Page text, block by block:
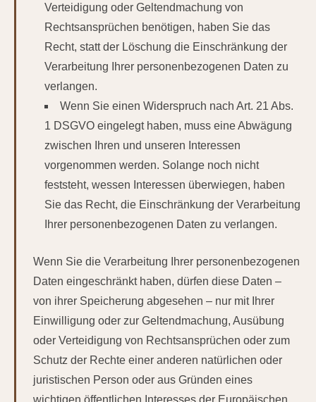
Verteidigung oder Geltendmachung von
Rechtsansprüchen benötigen, haben Sie das
Recht, statt der Löschung die Einschränkung der
Verarbeitung Ihrer personenbezogenen Daten zu
verlangen.
Wenn Sie einen Widerspruch nach Art. 21 Abs.
1 DSGVO eingelegt haben, muss eine Abwägung
zwischen Ihren und unseren Interessen
vorgenommen werden. Solange noch nicht
feststeht, wessen Interessen überwiegen, haben
Sie das Recht, die Einschränkung der Verarbeitung
Ihrer personenbezogenen Daten zu verlangen.
Wenn Sie die Verarbeitung Ihrer personenbezogenen
Daten eingeschränkt haben, dürfen diese Daten –
von ihrer Speicherung abgesehen – nur mit Ihrer
Einwilligung oder zur Geltendmachung, Ausübung
oder Verteidigung von Rechtsansprüchen oder zum
Schutz der Rechte einer anderen natürlichen oder
juristischen Person oder aus Gründen eines
wichtigen öffentlichen Interesses der Europäischen